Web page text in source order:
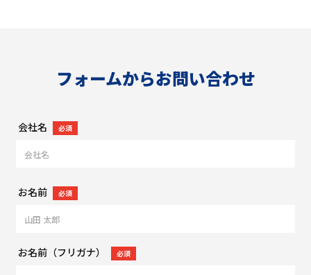
フォームからお問い合わせ
会社名 必須
お名前 必須
お名前（フリガナ） 必須